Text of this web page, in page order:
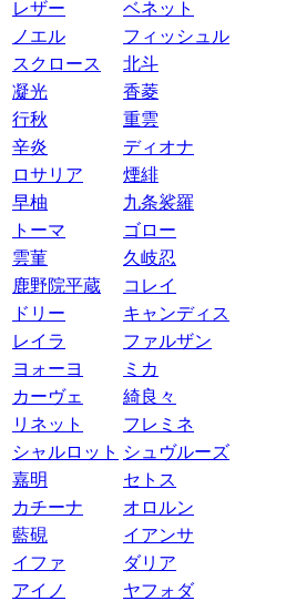
レザー
ベネット
ノエル
フィッシュル
スクロース
北斗
凝光
香菱
行秋
重雲
辛炎
ディオナ
ロサリア
煙緋
早柚
九条裟羅
トーマ
ゴロー
雲菫
久岐忍
鹿野院平蔵
コレイ
ドリー
キャンディス
レイラ
ファルザン
ヨォーヨ
ミカ
カーヴェ
綺良々
リネット
フレミネ
シャルロット シュヴルーズ
嘉明
セトス
カチーナ
オロルン
藍硯
イアンサ
イファ
ダリア
アイノ
ヤフォダ